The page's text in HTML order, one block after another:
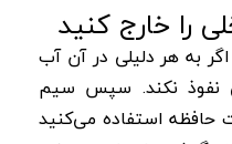
به هر دلیلی در آن آب
نفوذ نکند. سپس سیم
حافظه استفاده می‌کنید